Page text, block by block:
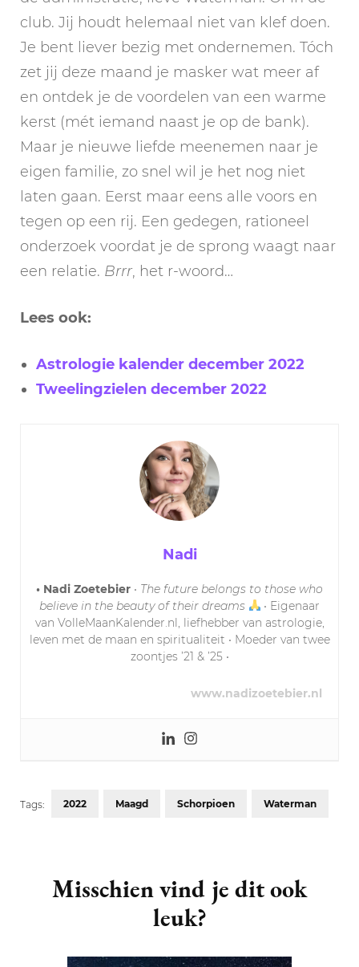
club. Jij houdt helemaal niet van klef doen.
Je bent liever bezig met ondernemen. Tóch
zet jij deze maand je masker wat meer af
en ontdek je de voordelen van een warme
kerst (mét iemand naast je op de bank).
Maar je nieuwe liefde meenemen naar je
eigen familie, zo snel wil je het nog niet
laten gaan. Eerst maar eens alle voors en
tegen op een rij. Een gedegen, rationeel
onderzoek voordat je de sprong waagt naar
een relatie. Brrr, het r-woord…
Lees ook:
Astrologie kalender december 2022
Tweelingzielen december 2022
Nadi
• Nadi Zoetebier • The future belongs to those who
believe in the beauty of their dreams
• Eigenaar
van VolleMaanKalender.nl, liefhebber van astrologie,
leven met de maan en spiritualiteit • Moeder van twee
zoontjes ’21 & ’25 •
www.nadizoetebier.nl
Tags: 2022 Maagd Schorpioen Waterman
Navigation
Misschien vind je dit ook
leuk?